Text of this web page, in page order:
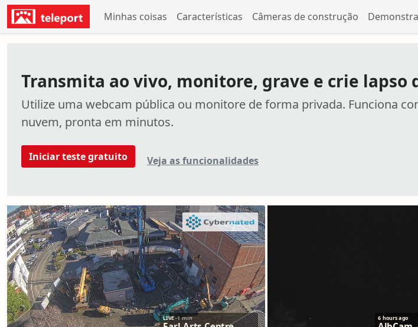
Minhas coisas Características Câmeras de construção
Transmita ao vivo, monitore, grave e crie
Utilize uma webcam pública ou monitore de forma privada. Funciona
nuvem, pronta em minutos.
Iniciar teste gratuito Veja as funcionalidades